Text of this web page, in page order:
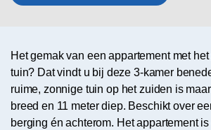
Het gemak van een appartement met
tuin? Dat vindt u bij deze 3-kamer
ruime, zonnige tuin op het zuiden is
breed en 11 meter diep. Beschikt over
berging én achterom. Het appartement